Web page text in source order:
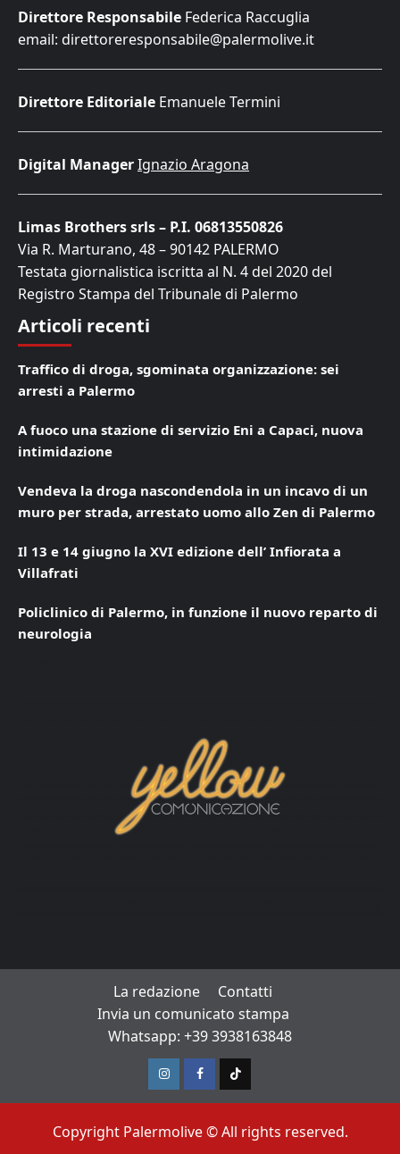
Direttore Responsabile Federica Raccuglia
email: direttoreresponsabile@palermolive.it
Direttore Editoriale Emanuele Termini
Digital ManagerIgnazio Aragona
Limas Brothers srls – P.I. 06813550826
Via R. Marturano, 48 – 90142 PALERMO
Testata giornalistica iscritta al N. 4 del 2020 del
Registro Stampa del Tribunale di Palermo
Articoli recenti
Traffico di droga, sgominata organizzazione: sei
arresti a Palermo
A fuoco una stazione di servizio Eni a Capaci, nuova
intimidazione
Vendeva la droga nascondendola in un incavo di un
muro per strada, arrestato uomo allo Zen di Palermo
Il 13 e 14 giugno la XVI edizione dell’ Infiorata a
Villafrati
Policlinico di Palermo, in funzione il nuovo reparto di
neurologia
La redazione
Contatti
Invia un comunicato stampa
Whatsapp: +39 3938163848
InstagramFacebook
TikTok
Copyright Palermolive © All rights reserved.